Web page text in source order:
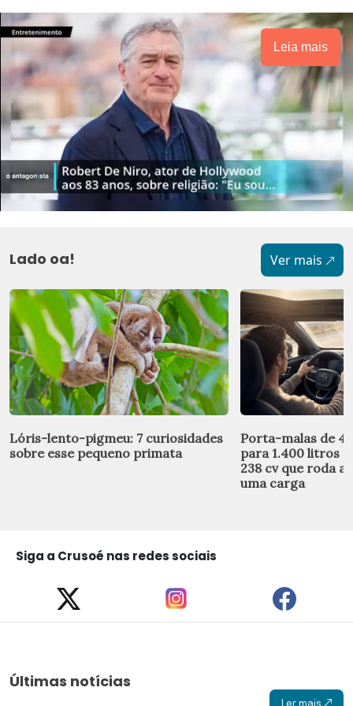
Leia mais
Lado oa! Ver mais
Lóris-lento-pigmeu: 7 curiosidades
sobre esse pequeno primata
Porta-malas de
para 1.400 litros
238 cv que roda
uma carga
Siga a Crusoé nas redes sociais
Últimas notícias